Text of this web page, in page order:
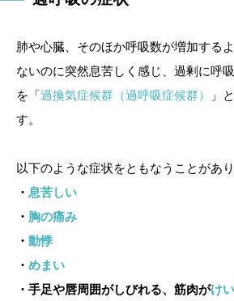
肺や心臓、そのほか呼吸数が増加する
ないのに突然息苦しく感じ、過剰に呼
を「過換気症候群（過呼吸症候群）
」
す。
以下のような症状をともなうことがあり
・ 息苦しい
・ 胸の痛み
・ 動悸
・ めまい
・手足や唇周囲がしびれる、筋肉がけ